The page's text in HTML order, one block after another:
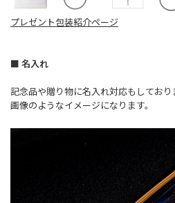
プレゼント包装紹介ページ
■ 名入れ
記念品や贈り物に名入れ対応もしてお
画像のようなイメージになります。